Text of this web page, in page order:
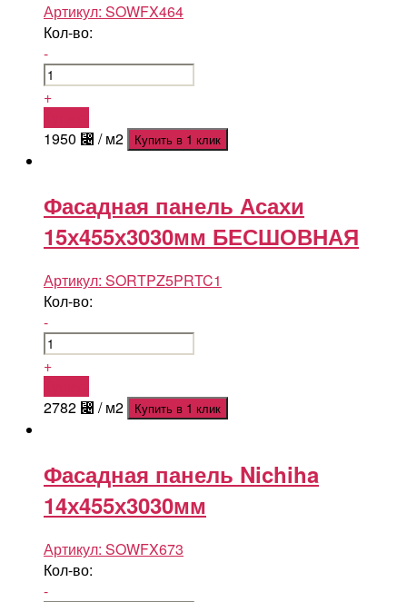
Артикул: SOWFX464
Кол-во:
-
+
1950 ⃄ / м2 Купить в 1 клик
Фасадная панель Асахи
15х455х3030мм БЕСШОВНАЯ
Артикул: SORTPZ5PRTC1
Кол-во:
-
+
2782 ⃄ / м2 Купить в 1 клик
Фасадная панель Nichiha
14х455х3030мм
Артикул: SOWFX673
Кол-во:
-